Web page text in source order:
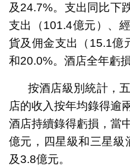
及24.7%。支出同比下
支出（101.4億元）、
貨及佣金支出（15.1億
和20.0%。酒店全年虧
按酒店級別統計，
店的收入按年均錄得逾
酒店持續錄得虧損，當
億元，四星級和三星級
及3.8億元。